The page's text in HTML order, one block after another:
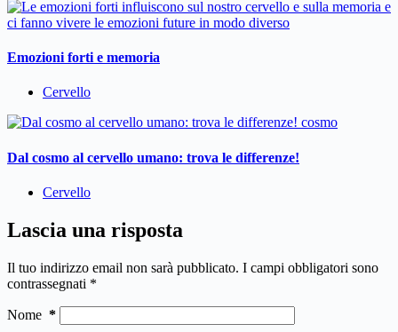
Emozioni forti e memoria
Cervello
Dal cosmo al cervello umano: trova le differenze!
Cervello
Lascia una risposta
Il tuo indirizzo email non sarà pubblicato. I campi obbligatori sono
contrassegnati *
Nome *